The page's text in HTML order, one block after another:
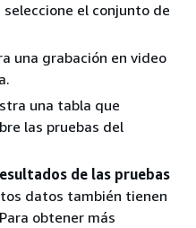
seleccione el conjunto de
una grabación en video
una tabla que
las pruebas del
de las pruebas
datos también tienen
obtener más